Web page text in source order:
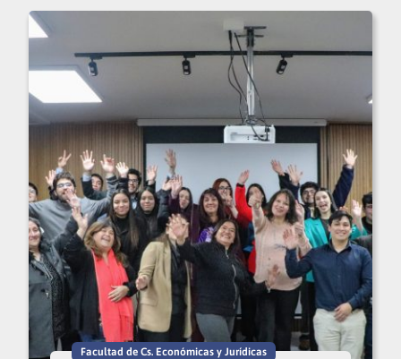
Facultad de Cs. Económicas y Jurídicas